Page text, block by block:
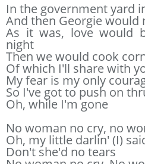
In the government yard
And then Georgie
As it was, love would
night
Then we would cook
Of which I'll share with
My fear is my only
So I've got to push on
Oh, while I'm gone
No woman no cry, no
Oh, my little darlin' (I)
Don't she'd no tears